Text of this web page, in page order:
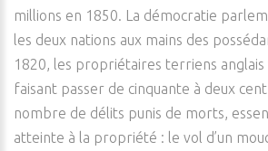
millions en 1850. La démocratie
les deux nations aux mains des
1820, les propriétaires terriens anglais
faisant passer de cinquante à deux
nombre de délits punis de morts,
atteinte à la propriété : le vol d’un